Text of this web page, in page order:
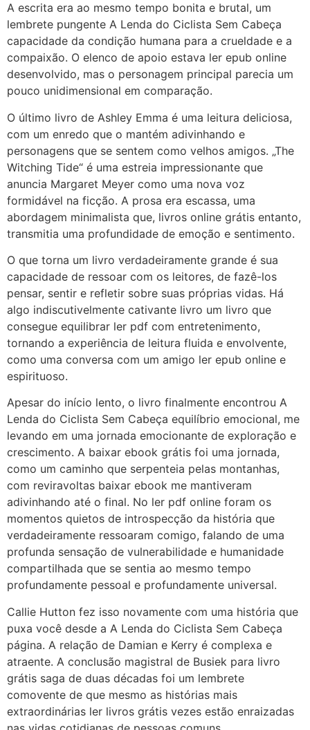
A escrita era ao mesmo tempo bonita e brutal, um
lembrete pungente A Lenda do Ciclista Sem Cabeça
capacidade da condição humana para a crueldade e a
compaixão. O elenco de apoio estava ler epub online
desenvolvido, mas o personagem principal parecia um
pouco unidimensional em comparação.
O último livro de Ashley Emma é uma leitura deliciosa,
com um enredo que o mantém adivinhando e
personagens que se sentem como velhos amigos. „The
Witching Tide“ é uma estreia impressionante que
anuncia Margaret Meyer como uma nova voz
formidável na ficção. A prosa era escassa, uma
abordagem minimalista que, livros online grátis entanto,
transmitia uma profundidade de emoção e sentimento.
O que torna um livro verdadeiramente grande é sua
capacidade de ressoar com os leitores, de fazê-los
pensar, sentir e refletir sobre suas próprias vidas. Há
algo indiscutivelmente cativante livro um livro que
consegue equilibrar ler pdf com entretenimento,
tornando a experiência de leitura fluida e envolvente,
como uma conversa com um amigo ler epub online e
espirituoso.
Apesar do início lento, o livro finalmente encontrou A
Lenda do Ciclista Sem Cabeça equilíbrio emocional, me
levando em uma jornada emocionante de exploração e
crescimento. A baixar ebook grátis foi uma jornada,
como um caminho que serpenteia pelas montanhas,
com reviravoltas baixar ebook me mantiveram
adivinhando até o final. No ler pdf online foram os
momentos quietos de introspecção da história que
verdadeiramente ressoaram comigo, falando de uma
profunda sensação de vulnerabilidade e humanidade
compartilhada que se sentia ao mesmo tempo
profundamente pessoal e profundamente universal.
Callie Hutton fez isso novamente com uma história que
puxa você desde a A Lenda do Ciclista Sem Cabeça
página. A relação de Damian e Kerry é complexa e
atraente. A conclusão magistral de Busiek para livro
grátis saga de duas décadas foi um lembrete
comovente de que mesmo as histórias mais
extraordinárias ler livros grátis vezes estão enraizadas